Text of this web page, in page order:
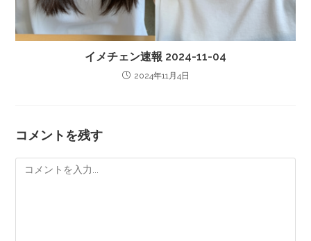
イメチェン速報 2024-11-04
2024年11月4日
コメントを残す